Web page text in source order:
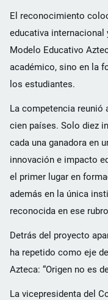
El reconocimiento
educativa internacional
Modelo Educativo
académico, sino en la
los estudiantes.
La competencia reunió
cien países. Solo diez
cada una ganadora en
innovación e impacto
el primer lugar en
además en la única
reconocida en ese
Detrás del proyecto
ha repetido como eje
Azteca: “Origen no es
La vicepresidenta del